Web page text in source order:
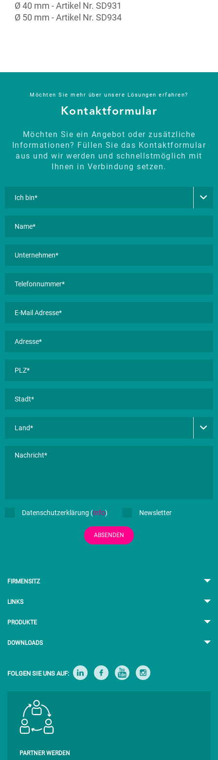
Ø 40 mm - Artikel Nr. SD931
Ø 50 mm - Artikel Nr. SD934
Möchten Sie mehr über unsere Lösungen erfahren?
Kontaktformular
Möchten Sie ein Angebot oder zusätzliche
Informationen? Füllen Sie das Kontaktformular
aus und wir werden und schnellstmöglich mit
Ihnen in Verbindung setzen.
Datenschutzerklärung (Info) Newsletter
ABSENDEN
FIRMENSITZ
LINKS
PRODUKTE
DOWNLOADS
FOLGEN SIE UNS AUF:
PARTNER WERDEN